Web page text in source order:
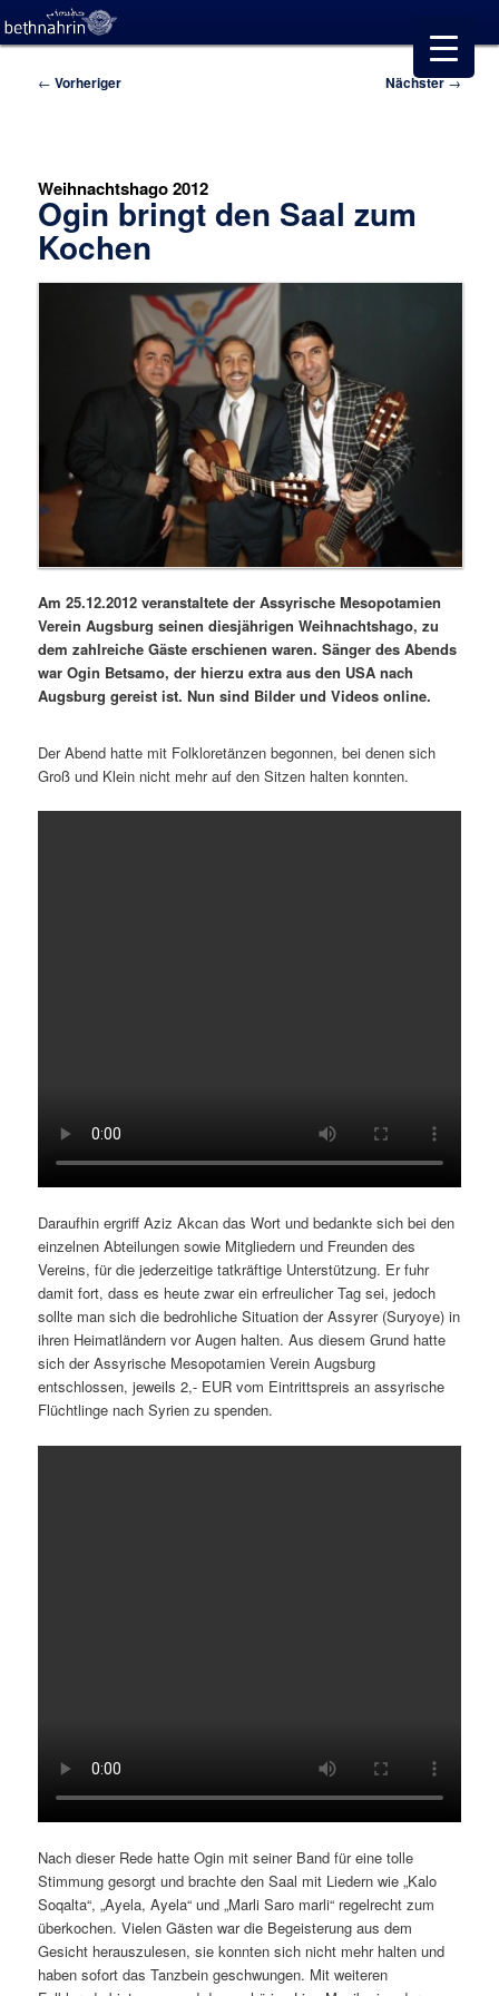
Beitragsnavigation
← Vorheriger Nächster→
Weihnachtshago 2012
Ogin bringt den Saal zum
Kochen
Am 25.12.2012 veranstaltete der Assyrische Mesopotamien
Verein Augsburg seinen diesjährigen Weihnachtshago, zu
dem zahlreiche Gäste erschienen waren. Sänger des Abends
war Ogin Betsamo, der hierzu extra aus den USA nach
Augsburg gereist ist. Nun sind Bilder und Videos online.
Der Abend hatte mit Folkloretänzen begonnen, bei denen sich
Groß und Klein nicht mehr auf den Sitzen halten konnten.
Daraufhin ergriff Aziz Akcan das Wort und bedankte sich bei den
einzelnen Abteilungen sowie Mitgliedern und Freunden des
Vereins, für die jederzeitige tatkräftige Unterstützung. Er fuhr
damit fort, dass es heute zwar ein erfreulicher Tag sei, jedoch
sollte man sich die bedrohliche Situation der Assyrer (Suryoye) in
ihren Heimatländern vor Augen halten. Aus diesem Grund hatte
sich der Assyrische Mesopotamien Verein Augsburg
entschlossen, jeweils 2,- EUR vom Eintrittspreis an assyrische
Flüchtlinge nach Syrien zu spenden.
Nach dieser Rede hatte Ogin mit seiner Band für eine tolle
Stimmung gesorgt und brachte den Saal mit Liedern wie „Kalo
Soqalta“, „Ayela, Ayela“ und „Marli Saro marli“ regelrecht zum
überkochen. Vielen Gästen war die Begeisterung aus dem
Gesicht herauszulesen, sie konnten sich nicht mehr halten und
haben sofort das Tanzbein geschwungen. Mit weiteren